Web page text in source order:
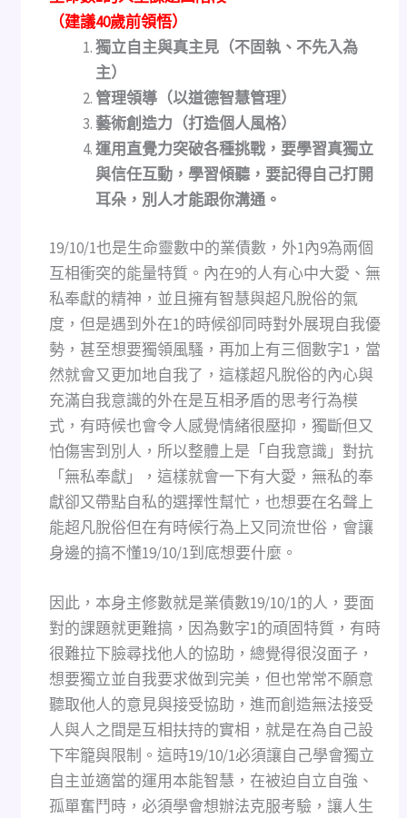
（建議40歲前領悟）
獨立自主與真主見（不固執、不先入為
主）
管理領導（以道德智慧管理）
藝術創造力 （打造個人風格）
運用直覺力突破各種挑戰，要學習真獨立
與信任互動，學習傾聽，要記得自己打開
耳朵，別人才能跟你溝通。
19/10/1也是生命靈數中的業債數，外1內9為兩個
互相衝突的能量特質。內在9的人有心中大愛、無
私奉獻的精神，並且擁有智慧與超凡脫俗的氣
度，但是遇到外在1的時候卻同時對外展現自我優
勢，甚至想要獨領風騷，再加上有三個數字1，當
然就會又更加地自我了，這樣超凡脫俗的內心與
充滿自我意識的外在是互相矛盾的思考行為模
式，有時候也會令人感覺情緒很壓抑，獨斷但又
怕傷害到別人，所以整體上是「自我意識」對抗
「無私奉獻」，這樣就會一下有大愛，無私的奉
獻卻又帶點自私的選擇性幫忙，也想要在名聲上
能超凡脫俗但在有時候行為上又同流世俗，會讓
身邊的搞不懂19/10/1到底想要什麼。
因此，本身主修數就是業債數19/10/1的人，要面
對的課題就更難搞，因為數字1的頑固特質，有時
很難拉下臉尋找他人的協助，總覺得很沒面子，
想要獨立並自我要求做到完美，但也常常不願意
聽取他人的意見與接受協助，進而創造無法接受
人與人之間是互相扶持的實相，就是在為自己設
下牢籠與限制。這時19/10/1必須讓自己學會獨立
自主並適當的運用本能智慧，在被迫自立自強、
孤單奮鬥時，必須學會想辦法克服考驗，讓人生